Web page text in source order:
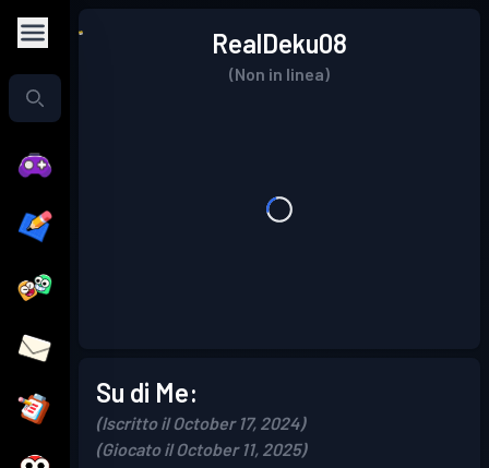
RealDeku08
(Non in linea)
Su di Me:
(Iscritto il October 17, 2024)
(Giocato il October 11, 2025)